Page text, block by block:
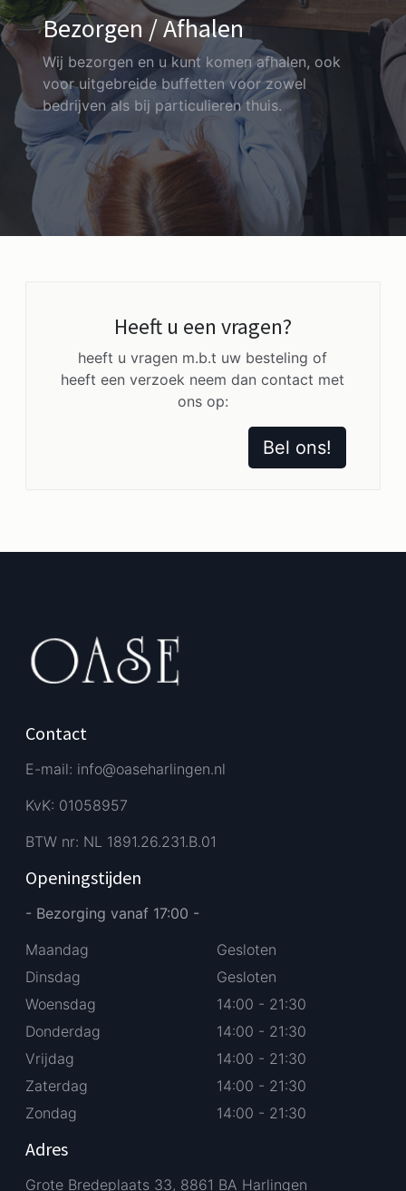
Bezorgen / Afhalen
Wij bezorgen en u kunt komen afhalen, ook
voor uitgebreide buffetten voor zowel
bedrijven als bij particulieren thuis.
Heeft u een vragen?
heeft u vragen m.b.t uw besteling of
heeft een verzoek neem dan contact met
ons op:
Bel ons!
Contact
E-mail: info@oaseharlingen.nl
KvK: 01058957
BTW nr: NL 1891.26.231.B.01
Openingstijden
- Bezorging vanaf 17:00 -
Maandag
Dinsdag
Woensdag
Donderdag
Vrijdag
Zaterdag
Zondag
Gesloten
Gesloten
14:00 - 21:30
14:00 - 21:30
14:00 - 21:30
14:00 - 21:30
14:00 - 21:30
Adres
Grote Bredeplaats 33, 8861 BA Harlingen